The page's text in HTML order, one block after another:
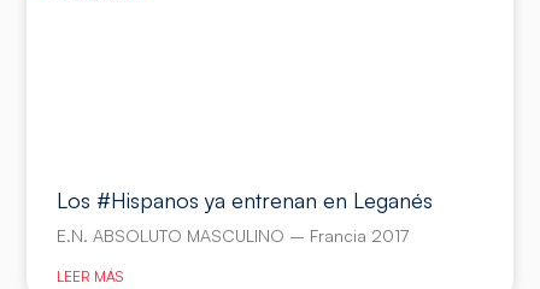
Los #Hispanos ya entrenan en Leganés
E.N. ABSOLUTO MASCULINO – Francia 2017
LEER MÁS